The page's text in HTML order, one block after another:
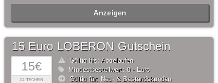
Anzeigen
15€
GUTSCHEIN
15 Euro LOBERON Gutschein
Gültig bis: Abgelaufen
Mindestbestellwert: 0,- Euro
Gültig für: Neu- & Bestandskunden